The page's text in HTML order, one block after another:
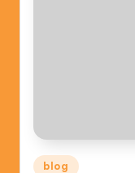
Posted
blog